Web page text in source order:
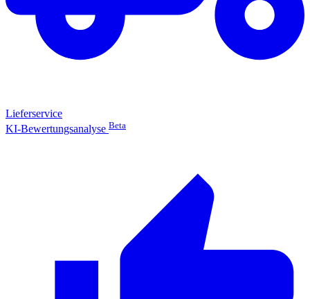
Lieferservice
KI-Bewertungsanalyse Beta